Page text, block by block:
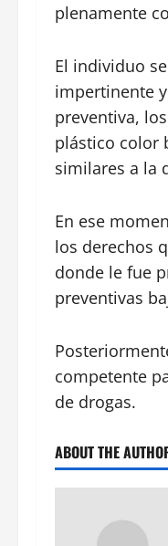
plenamente
El individuo
impertinente
preventiva,
plástico color
similares a la
En ese
los derechos
donde le fue
preventivas
competente
de drogas.
ABOUT THE